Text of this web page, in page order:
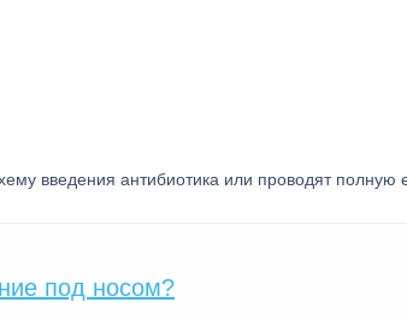
введения антибиотика или проводят полную
под носом?